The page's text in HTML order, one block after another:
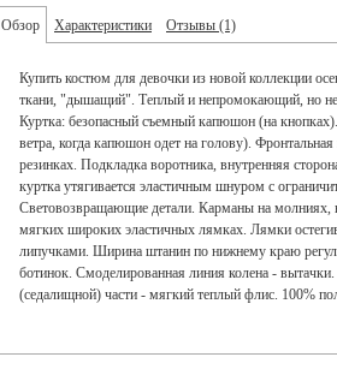
Обзор Характеристики Отзывы (1)
Купить костюм для девочки из новой коллекции
ткани, "дышащий". Теплый и непромокающий, но не
Куртка: безопасный съемный капюшон (на
ветра, когда капюшон одет на голову).
резинках. Подкладка воротника, внутренняя
куртка утягивается эластичным шнуром с
Световозвращающие детали. Карманы на молниях,
мягких широких эластичных лямках. Лямки
липучками. Ширина штанин по нижнему краю
ботинок. Смоделированная линия колена -
(седалищной) части - мягкий теплый флис. 100%